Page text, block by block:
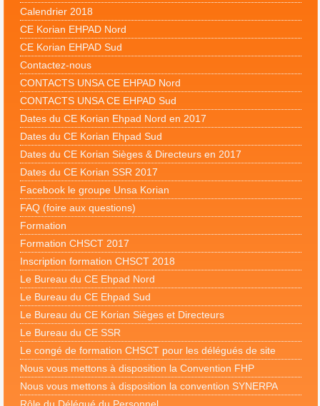
Calendrier 2018
CE Korian EHPAD Nord
CE Korian EHPAD Sud
Contactez-nous
CONTACTS UNSA CE EHPAD Nord
CONTACTS UNSA CE EHPAD Sud
Dates du CE Korian Ehpad Nord en 2017
Dates du CE Korian Ehpad Sud
Dates du CE Korian Sièges & Directeurs en 2017
Dates du CE Korian SSR 2017
Facebook le groupe Unsa Korian
FAQ (foire aux questions)
Formation
Formation CHSCT 2017
Inscription formation CHSCT 2018
Le Bureau du CE Ehpad Nord
Le Bureau du CE Ehpad Sud
Le Bureau du CE Korian Sièges et Directeurs
Le Bureau du CE SSR
Le congé de formation CHSCT pour les délégués de site
Nous vous mettons à disposition la Convention FHP
Nous vous mettons à disposition la convention SYNERPA
Rôle du Délégué du Personnel